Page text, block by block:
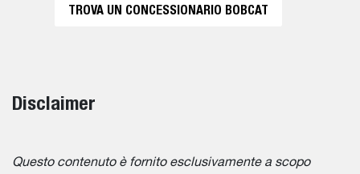
TROVA UN CONCESSIONARIO BOBCAT
Disclaimer
Questo contenuto è fornito esclusivamente a scopo